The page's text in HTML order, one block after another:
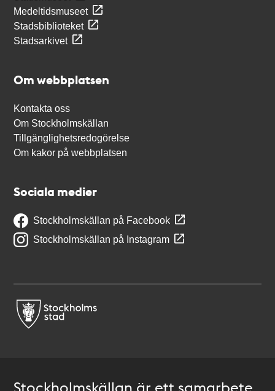
Medeltidsmuseet
Stadsbiblioteket
Stadsarkivet
Om webbplatsen
Kontakta oss
Om Stockholmskällan
Tillgänglighetsredogörelse
Om kakor på webbplatsen
Sociala medier
Stockholmskällan på Facebook
Stockholmskällan på Instagram
Stockholmskällan är ett samarbete